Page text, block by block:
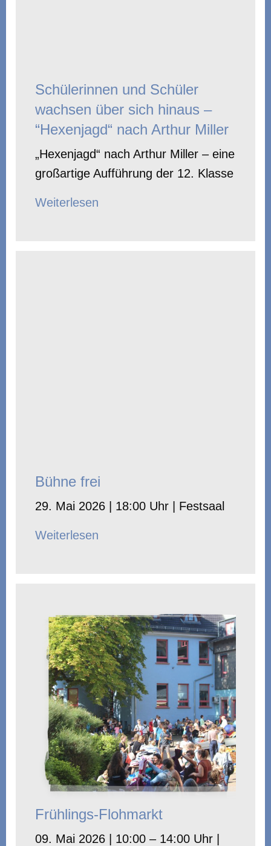
Schülerinnen und Schüler
wachsen über sich hinaus –
“Hexenjagd“ nach Arthur Miller
„Hexenjagd“ nach Arthur Miller – eine
großartige Aufführung der 12. Klasse
Weiterlesen
Bühne frei
29. Mai 2026 | 18:00 Uhr | Festsaal
Weiterlesen
Frühlings-Flohmarkt
09. Mai 2026 | 10:00 – 14:00 Uhr |